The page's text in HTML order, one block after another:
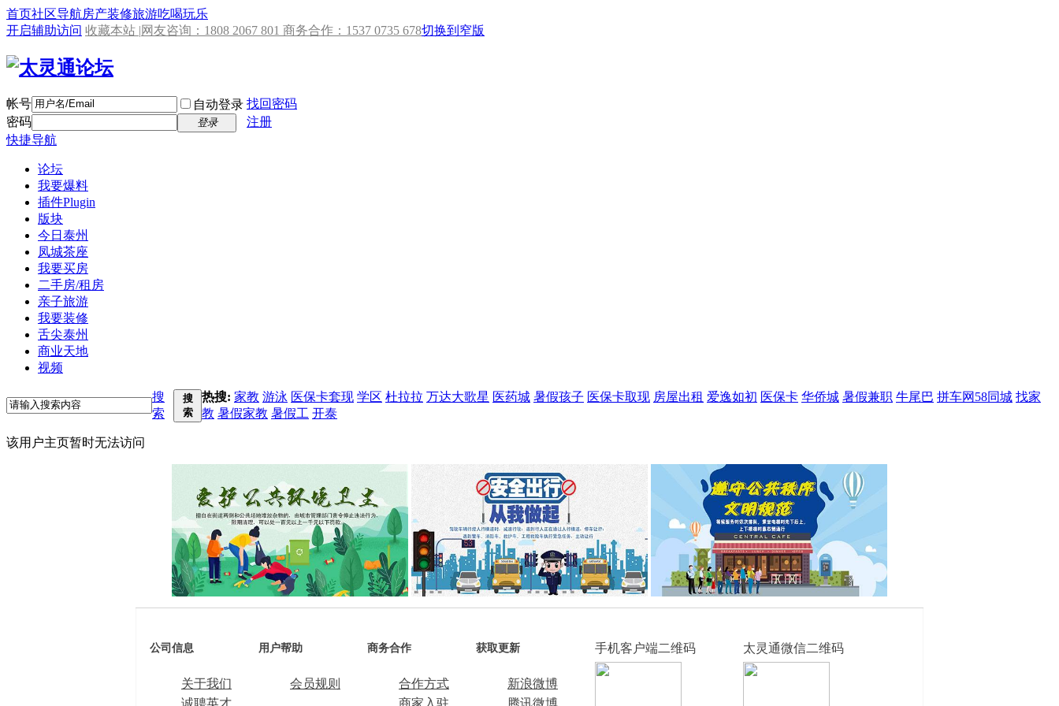
首页社区导航房产装修旅游吃喝玩乐
开启辅助访问 收藏本站 |网友咨询：1808 2067 801 商务合作：1537 0735 678切换到窄版
帐号 自动登录 找回密码
密码
登录
注册
快捷导航
论坛
我要爆料
插件Plugin
版块
今日泰州
凤城茶座
我要买房
二手房/租房
亲子旅游
我要装修
舌尖泰州
商业天地
视频
搜
索
搜
索
热搜: 家教 游泳 医保卡套现 学区 杜拉拉 万达大歌星 医药城 暑假孩子 医保卡取现 房屋出租 爱逸如初 医保卡 华侨城 暑假兼职 牛尾巴 拼车网58同城 找家
教 暑假家教 暑假工 开泰
该用户主页暂时无法访问
公司信息
关于我们
用户帮助
会员规则
商务合作
合作方式
获取更新
新浪微博
手机客户端二维码 太灵通微信二维码